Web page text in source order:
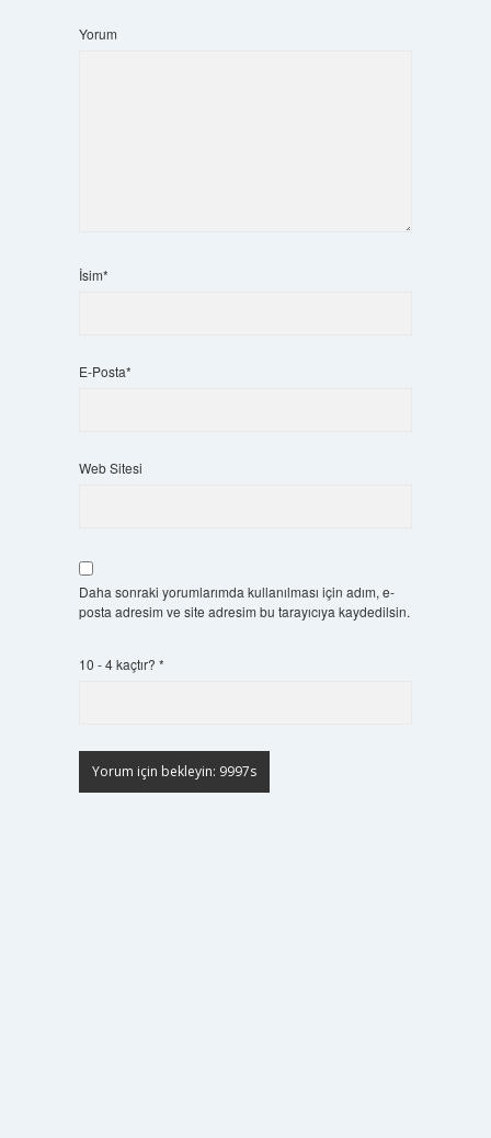
Yorum
İsim*
E-Posta*
Web Sitesi
Daha sonraki yorumlarımda kullanılması için adım, e-
posta adresim ve site adresim bu tarayıcıya kaydedilsin.
10 - 4 kaçtır? *